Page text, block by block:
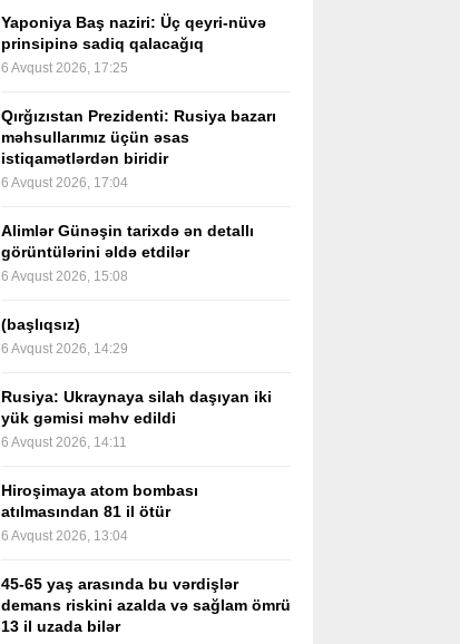
Yaponiya Baş naziri: Üç qeyri-nüvə
prinsipinə sadiq qalacağıq
6 Avqust 2026, 17:25
Qırğızıstan Prezidenti: Rusiya bazarı
məhsullarımız üçün əsas
istiqamətlərdən biridir
6 Avqust 2026, 17:04
Alimlər Günəşin tarixdə ən detallı
görüntülərini əldə etdilər
6 Avqust 2026, 15:08
(başlıqsız)
6 Avqust 2026, 14:29
Rusiya: Ukraynaya silah daşıyan iki
yük gəmisi məhv edildi
6 Avqust 2026, 14:11
Hiroşimaya atom bombası
atılmasından 81 il ötür
6 Avqust 2026, 13:04
45-65 yaş arasında bu vərdişlər
demans riskini azalda və sağlam ömrü
13 il uzada bilər